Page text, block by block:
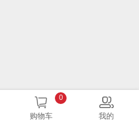
购物车
0
我的